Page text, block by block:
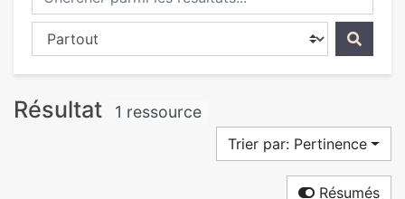
Chercher dans...
Résultat 1 ressource
Trier par: Pertinence
Résumés